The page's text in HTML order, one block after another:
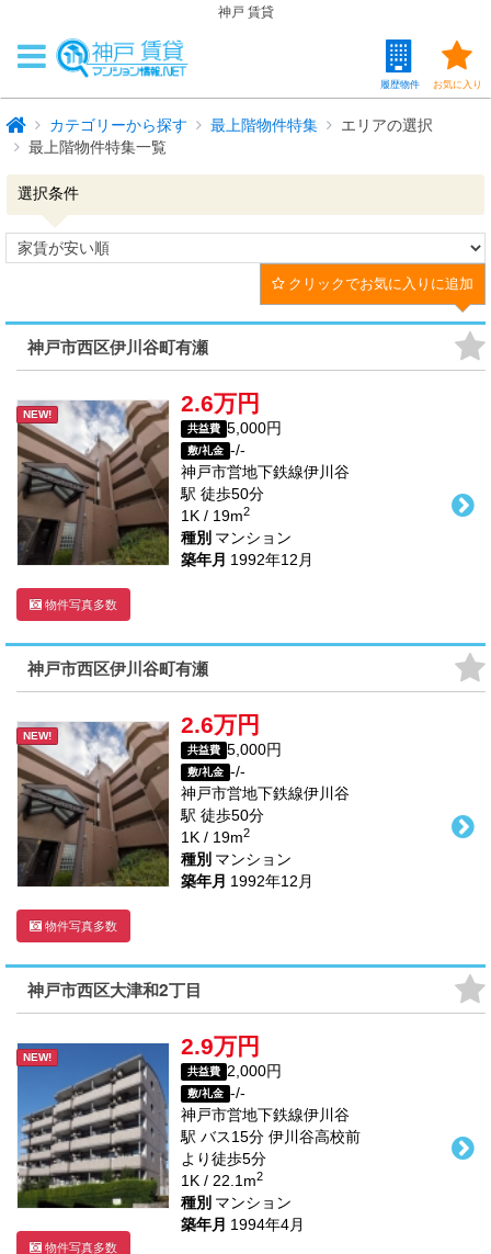
神戸 賃貸
お気に入り
履歴物件
カテゴリーから探す 最上階物件特集
エリアの選択
最上階物件特集一覧
選択条件
クリックでお気に入りに追加
神戸市西区伊川谷町有瀬
NEW!
物件写真多数
2.6万円
共益費 5,000円
敷/礼金 -/-
神戸市営地下鉄線伊川谷
駅 徒歩50分
1K / 19m2
種別 マンション
築年月 1992年12月
神戸市西区伊川谷町有瀬
NEW!
物件写真多数
2.6万円
共益費 5,000円
敷/礼金 -/-
神戸市営地下鉄線伊川谷
駅 徒歩50分
1K / 19m2
種別 マンション
築年月 1992年12月
神戸市西区大津和2丁目
NEW!
物件写真多数
2.9万円
共益費 2,000円
敷/礼金 -/-
神戸市営地下鉄線伊川谷
駅 バス15分 伊川谷高校前
より徒歩5分
1K / 22.1m2
種別 マンション
築年月 1994年4月